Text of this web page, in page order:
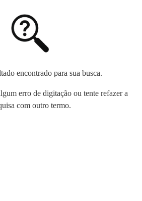
encontrado para sua busca.
erro de digitação ou tente refazer a
com outro termo.